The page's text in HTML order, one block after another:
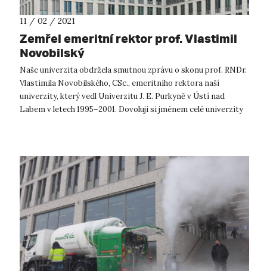
11 / 02 / 2021
Zemřel emeritní rektor prof. Vlastimil
Novobilský
Naše univerzita obdržela smutnou zprávu o skonu prof. RNDr.
Vlastimila Novobilského, CSc., emeritního rektora naší
univerzity, který vedl Univerzitu J. E. Purkyně v Ústí nad
Labem v letech 1995–2001. Dovoluji si jménem celé univerzity